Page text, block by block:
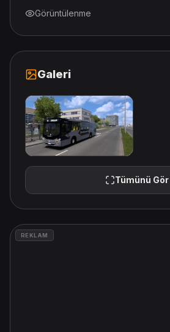
Görüntülenme
Galeri
Tümünü Gör
REKLAM